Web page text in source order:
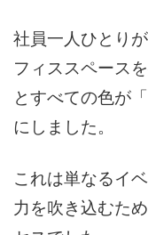
社員一人ひとり
フィススペース
とすべての色が
にしました。
これは単なるイ
力を吹き込むた